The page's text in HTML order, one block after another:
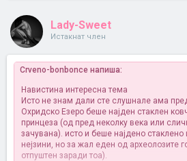
Lady-Sweet
Истакнат член
Crveno-bonbonce напиша:
Навистина интересна тема
Исто не знам дали сте слушнале ама
Охридско Езеро беше најден стаклен
принцеза (од пред неколку века или
зачувана). исто и беше најдено
нејзини, но за жал еден од археолозите
отпуштен заради тоа).